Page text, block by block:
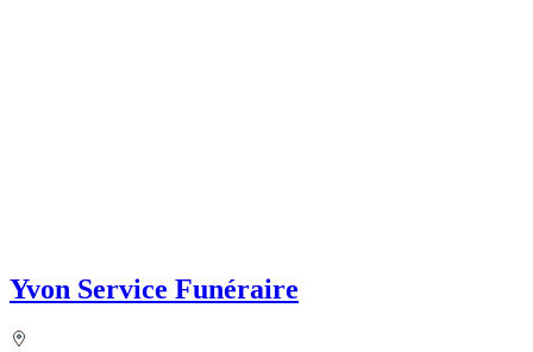
Yvon Service Funéraire